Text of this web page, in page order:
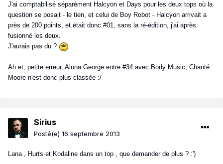
J'ai comptabilisé séparément Halcyon et Days pour les deux tops où la
question se posait - le tien, et celui de Boy Robot - Halcyon arrivait a
près de 200 points, et était donc #01, sans la ré-édition, j'ai après
fusionné les deux.
J'aurais pas du ?
Ah et, petite erreur, Aluna George entre #34 avec Body Music, Chanté
Moore n'est donc plus classée :/
Sirius
Posté(e) 16 septembre 2013
Lana , Hurts et Kodaline dans un top , que demander de plus ? :')